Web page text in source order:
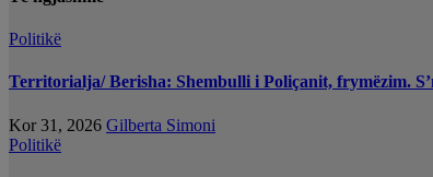
Politikë
Territorialja/ Berisha: Shembulli i Poliçanit, frymëzim.
Kor 31, 2026 Gilberta Simoni
Politikë